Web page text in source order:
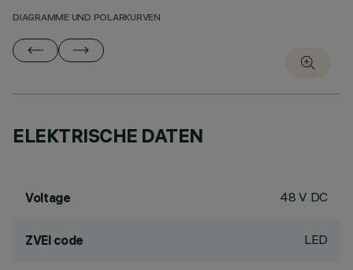
DIAGRAMME UND POLARKURVEN
ELEKTRISCHE DATEN
Voltage 48 V DC
ZVEI code LED